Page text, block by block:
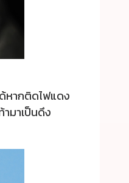
หากติดไฟแดง
ามาเป็นดึง